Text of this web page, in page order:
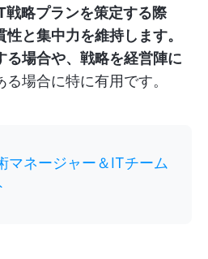
戦略プランを策定する際
と集中力を維持します。
る場合や、戦略を経営陣に
場合に特に有用です。
マネージャー＆ITチーム